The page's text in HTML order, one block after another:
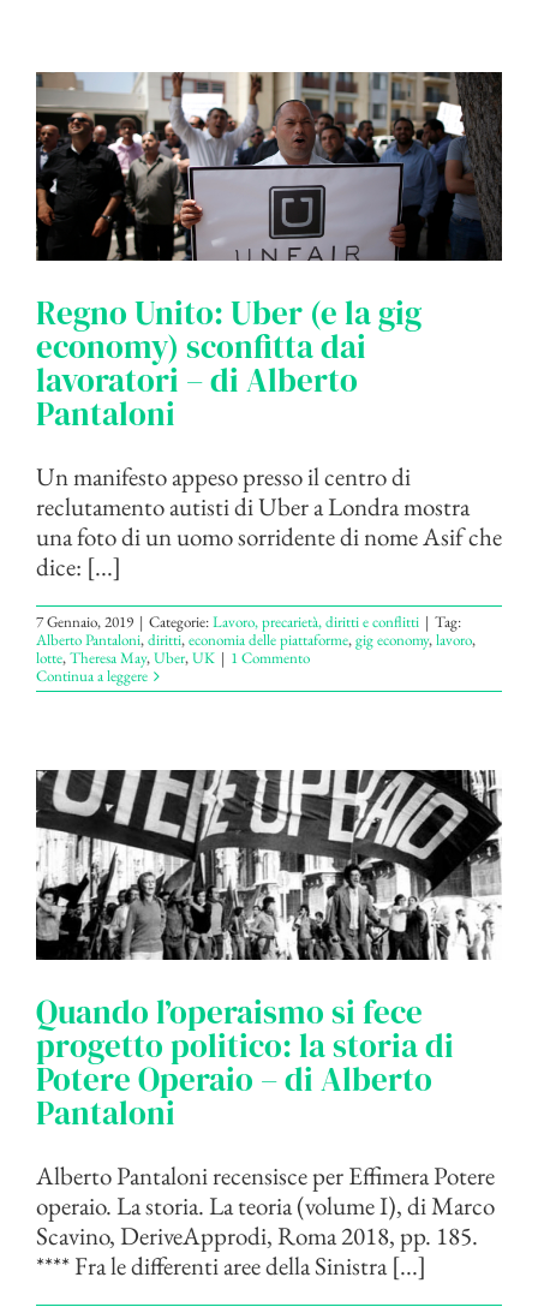
Regno Unito: Uber (e la gig
economy) sconfitta dai
lavoratori – di Alberto
Pantaloni
Un manifesto appeso presso il centro di
reclutamento autisti di Uber a Londra mostra
una foto di un uomo sorridente di nome Asif che
dice: [...]
7 Gennaio, 2019 | Categorie:Lavoro, precarietà, diritti e conflitti | Tag:
Alberto Pantaloni,diritti,economia delle piattaforme,gig economy,lavoro,
lotte,Theresa May,Uber,UK | 1 Commento
Continua a leggere
Quando l’operaismo si fece
progetto politico: la storia di
Potere Operaio – di Alberto
Pantaloni
Alberto Pantaloni recensisce per Effimera Potere
operaio. La storia. La teoria (volume I), di Marco
Scavino, DeriveApprodi, Roma 2018, pp. 185.
**** Fra le differenti aree della Sinistra [...]